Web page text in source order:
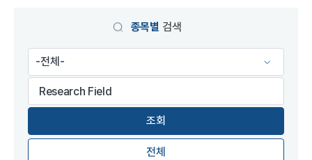
종목별 검색
전체